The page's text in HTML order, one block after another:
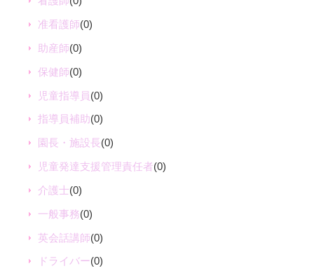
准看護師(0)
助産師(0)
保健師(0)
児童指導員(0)
指導員補助(0)
園長・施設長(0)
児童発達支援管理責任者(0)
介護士(0)
一般事務(0)
英会話講師(0)
ドライバー(0)